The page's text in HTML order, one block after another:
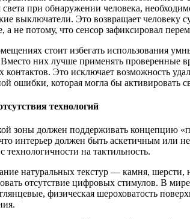
при обнаружении человека,
выключатели. Это возвращает человеку
а не потому, что сенсор зафиксировал
стоит избегать использования
них лучше применять проверенные
контактов. Это исключает возможность
ошибки, которая могла бы активировать
технологий
зоны должен поддерживать концепцию
интерьер должен быть аскетичным или
технологичности на тактильность.
натуральных текстур — камня,
отсутствие цифровых стимулов. В
физическая шероховатость